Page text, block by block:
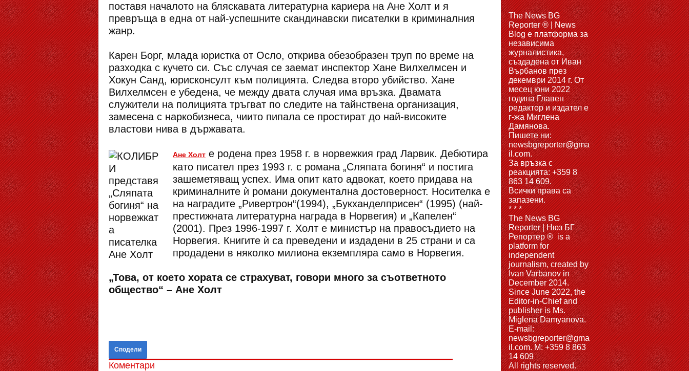
поставя началото на бляскавата литературна кариера на Ане Холт и я
превръща в една от най-успешните скандинавски писателки в криминалния
жанр.
Карен Борг, млада юристка от Осло, открива обезобразен труп по време на
разходка с кучето си. Със случая се заемат инспектор Хане Вилхелмсен и
Хокун Санд, юрисконсулт към полицията. Следва второ убийство. Хане
Вилхелмсен е убедена, че между двата случая има връзка. Двамата
служители на полицията тръгват по следите на тайнствена организация,
замесена с наркобизнеса, чиито пипала се простират до най-високите
властови нива в държавата.
Ане Холт е родена през 1958 г. в норвежкия град Ларвик. Дебютира
като писател през 1993 г. с романа „Сляпата богиня“ и постига
зашеметяващ успех. Има опит като адвокат, което придава на
криминалните ѝ романи документална достоверност. Носителка е
на наградите „Ривертрон“(1994), „Букханделприсен“ (1995) (най-
престижната литературна награда в Норвегия) и „Капелен“
(2001). През 1996-1997 г. Холт е министър на правосъдието на
Норвегия. Книгите ѝ са преведени и издадени в 25 страни и са
продадени в няколко милиона екземпляра само в Норвегия.
„Това, от което хората се страхуват, говори много за съответното
общество“ – Ане Холт
Сподели
Коментари
The News BG
Reporter ® | News
Blog e платформа за
независима
журналистика,
създадена от Иван
Върбанов през
декември 2014 г. От
месец юни 2022
година Главен
редактор и издател е
г-жа Миглена
Дамянова.
Пишете ни:
newsbgreporter@gma
il.com.
За връзка с
реакцията: +359 8
863 14 609.
Всички права са
запазени.
* * *
The News BG
Reporter | Нюз БГ
Репортер ® is a
platform for
independent
journalism, created by
Ivan Varbanov in
December 2014.
Since June 2022, the
Editor-in-Chief and
publisher is Ms.
Miglena Damyanova.
Е-mail:
newsbgreporter@gma
il.com. M: +359 8 863
14 609
All rights reserved.